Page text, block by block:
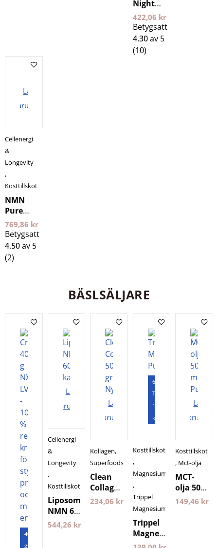
Night
400 g 24
Edge
422,06 kr
Betygsatt
4.30av 5
(10)
Lägg i
varukorgen
Cellenergi
&
Longevity
,
Kosttillskott
NMN
Pure
Powder
30 gram
Purovitalis
Longevity
769,86 kr
Betygsatt
4.50av 5
(2)
BÄSLSÄLJARE
400
gram
Lägg i
varukorgen
Cellenergi
&
Longevity
,
Kosttillskott
Liposomal
NMN 60
kapslar
544,26 kr
Lägg i
varukorgen
Kollagen,
Superfoods
Clean
Collagen
500
Nyttoteket
234,06 kr
60
Tabletter
120
kapslar
Kosttillskott
,
Magnesium
,
Trippel
Magnesium
Trippel
Magnesium
Pureness
Lägg i
Kosttillskott
, Mct-olja
MCT-
olja 500
ml
149,46 kr